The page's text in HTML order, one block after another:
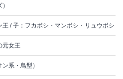
王 / 子：フカボシ・マンボシ・リュウボシ・
元女王
系・鳥型）